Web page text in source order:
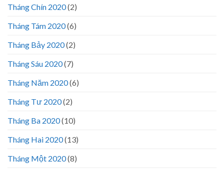
Tháng Chín 2020(2)
Tháng Tám 2020(6)
Tháng Bảy 2020(2)
Tháng Sáu 2020(7)
Tháng Năm 2020(6)
Tháng Tư 2020(2)
Tháng Ba 2020(10)
Tháng Hai 2020(13)
Tháng Một 2020(8)